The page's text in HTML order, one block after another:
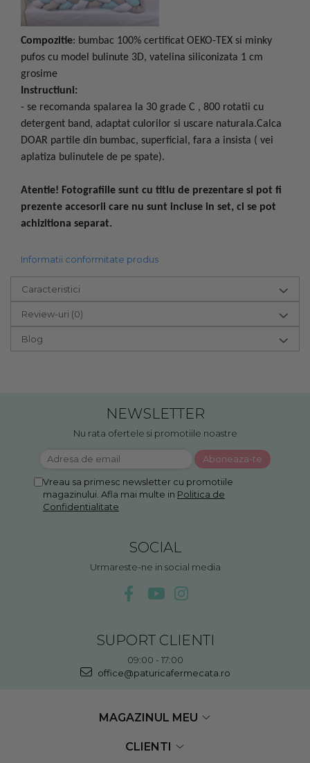
Compozitie: bumbac 100% certificat OEKO-TEX si minky
pufos cu model bulinute 3D, vatelina siliconizata 1 cm
grosime
Instructiuni:
- se recomanda spalarea la 30 grade C , 800 rotatii cu
detergent band, adaptat culorilor si uscare naturala.Calca
DOAR partile din bumbac, superficial, fara a insista ( vei
aplatiza bulinutele de pe spate).
Atentie! Fotografiile sunt cu titlu de prezentare si pot fi
prezente accesorii care nu sunt incluse in set, ci se pot
achizitiona separat.
Informatii conformitate produs
Caracteristici
Review-uri (0)
Blog
NEWSLETTER
Nu rata ofertele si promotiile noastre
Vreau sa primesc newsletter cu promotiile
magazinului. Afla mai multe in Politica de
Confidentialitate
SOCIAL
Urmareste-ne in social media
SUPORT CLIENTI
09:00 - 17:00
office@paturicafermecata.ro
MAGAZINUL MEU
CLIENTI